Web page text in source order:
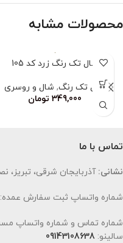
محصولات مشابه
شال تک رنگ زرد کد 105
شال تک رنگ, شال و روسری
349,000 تومان
تماس با ما
نشانی: آذربایجان شرقی، تبریز، نصف
شماره واتساپ ثبت سفارش عمده:
شماره تماس و شماره واتساپ
سالینو: 09143108638